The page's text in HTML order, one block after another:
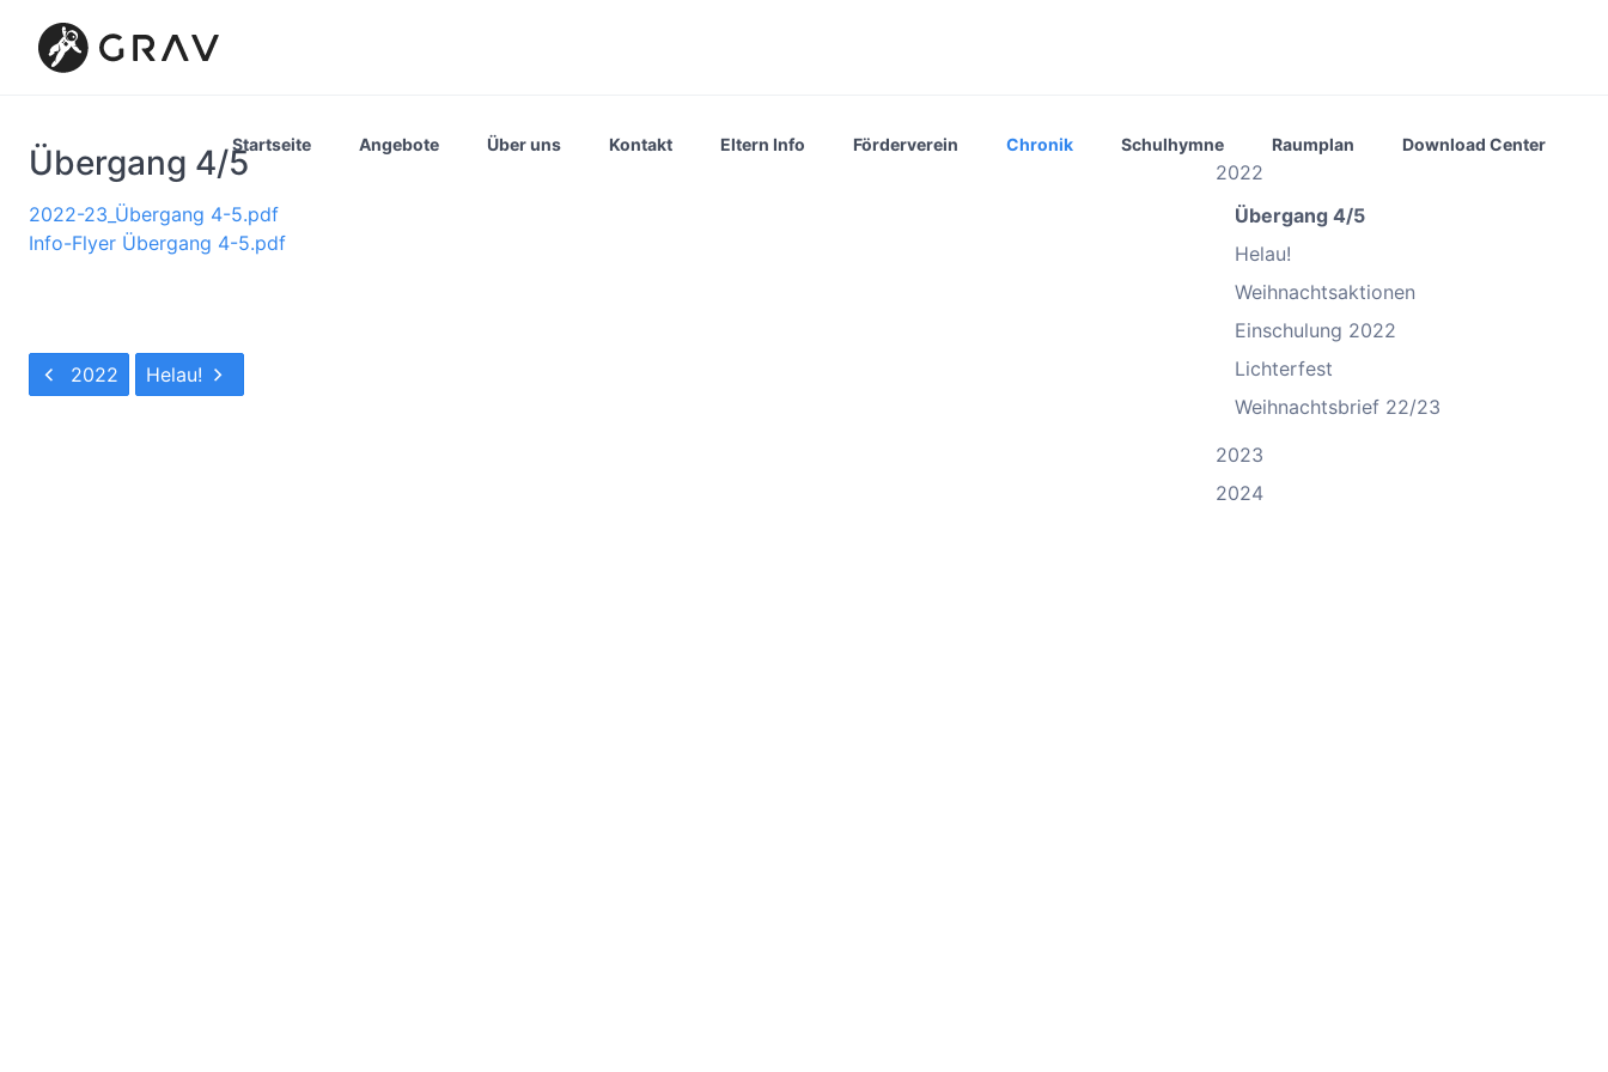
Startseite Angebote Über uns Kontakt Eltern Info Förderverein Chronik Schulhymne Raumplan Download Center
Übergang 4/5
2022-23_Übergang 4-5.pdf
Info-Flyer Übergang 4-5.pdf
2022 Helau!
2022
Übergang 4/5
Helau!
Weihnachtsaktionen
Einschulung 2022
Lichterfest
Weihnachtsbrief 22/23
2023
2024